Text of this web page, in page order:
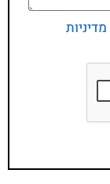
מדיניות